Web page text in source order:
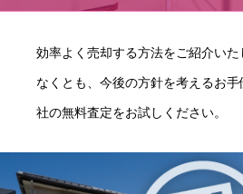
効率よく売却する方法をご紹介い
なくとも、今後の方針を考えるお
社の無料査定をお試しください。